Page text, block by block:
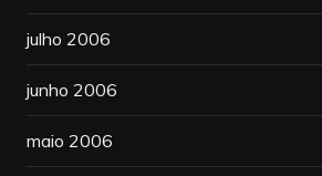
julho 2006
junho 2006
maio 2006